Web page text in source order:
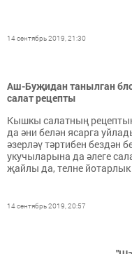
14 сентябрь 2019, 21:30
Аш-Буҗидан танылган
салат рецепты
Кышкы салатның
да әни белән ясарга
әзерләү тәртибен бездән
укучыларына да әлеге
җайлы да, телне йотарлык
14 сентябрь 2019, 20:57